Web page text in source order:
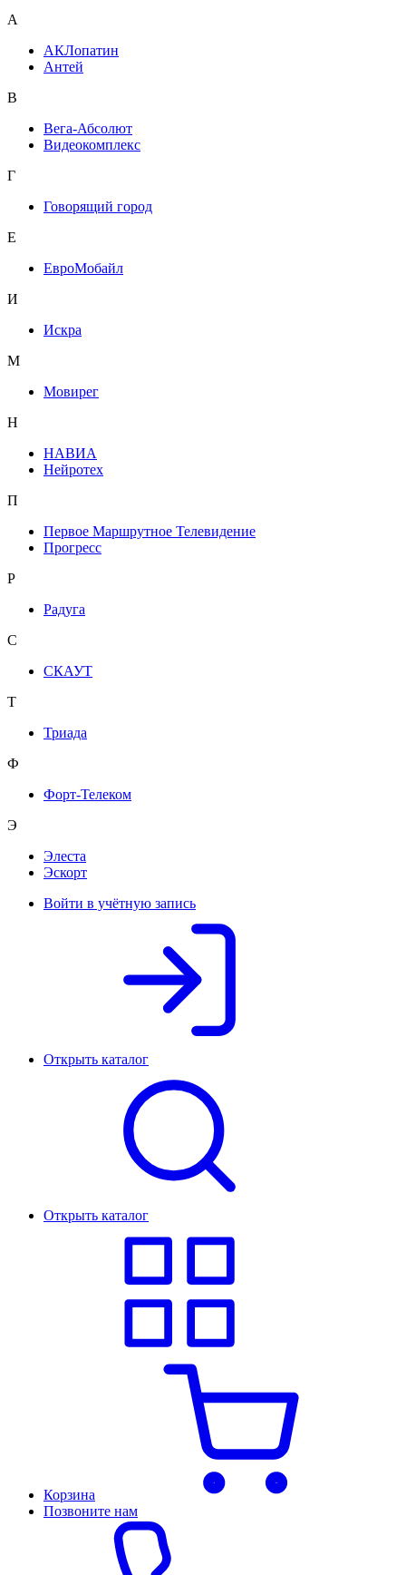
А
АКЛопатин
Антей
В
Вега-Абсолют
Видеокомплекс
Г
Говорящий город
Е
ЕвроМобайл
И
Искра
М
Мовирег
Н
НАВИА
Нейротех
П
Первое Маршрутное Телевидение
Прогресс
Р
Радуга
С
СКАУТ
Т
Триада
Ф
Форт-Телеком
Э
Элеста
Эскорт
Войти в учётную запись
Открыть каталог
Открыть каталог
Корзина
Позвоните нам